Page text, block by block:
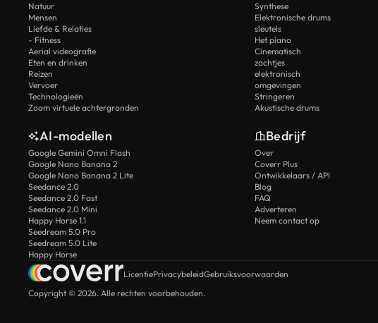
Natuur
Mensen
Liefde & Relaties
- Fitness
Aerial videografie
Eten en drinken
Reizen
Vervoer
Technologieën
Zoom virtuele achtergronden
Synthese
Elektronische drums
sleutels
Het piano
Cinematisch
zachtjes
elektronisch
omgevingen
Stringeren
Akustische drums
AI-modellen
Google Gemini Omni Flash
Google Nano Banana 2
Google Nano Banana 2 Lite
Seedance 2.0
Seedance 2.0 Fast
Seedance 2.0 Mini
Happy Horse 1.1
Seedream 5.0 Pro
Seedream 5.0 Lite
Happy Horse
Bedrijf
Over
Coverr Plus
Ontwikkelaars / API
Blog
FAQ
Adverteren
Neem contact op
LicentiePrivacybeleidGebruiksvoorwaarden
Copyright © 2026. Alle rechten voorbehouden.